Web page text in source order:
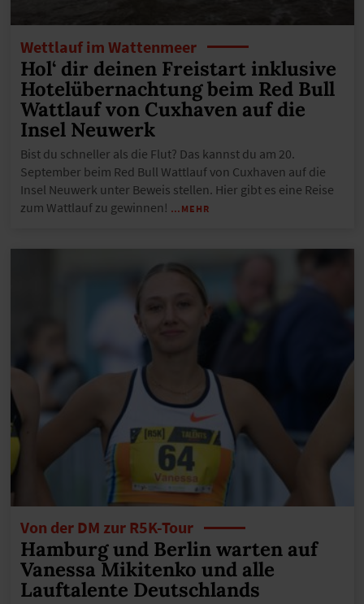
Wettlauf im Wattenmeer
Hol‘ dir deinen Freistart inklusive
Hotelübernachtung beim Red Bull
Wattlauf von Cuxhaven auf die
Insel Neuwerk
Bist du schneller als die Flut? Das kannst du am 20.
September beim Red Bull Wattlauf von Cuxhaven auf die
Insel Neuwerk unter Beweis stellen. Hier gibt es eine Reise
zum Wattlauf zu gewinnen! …MEHR
Von der DM zur R5K-Tour
Hamburg und Berlin warten auf
Vanessa Mikitenko und alle
Lauftalente Deutschlands